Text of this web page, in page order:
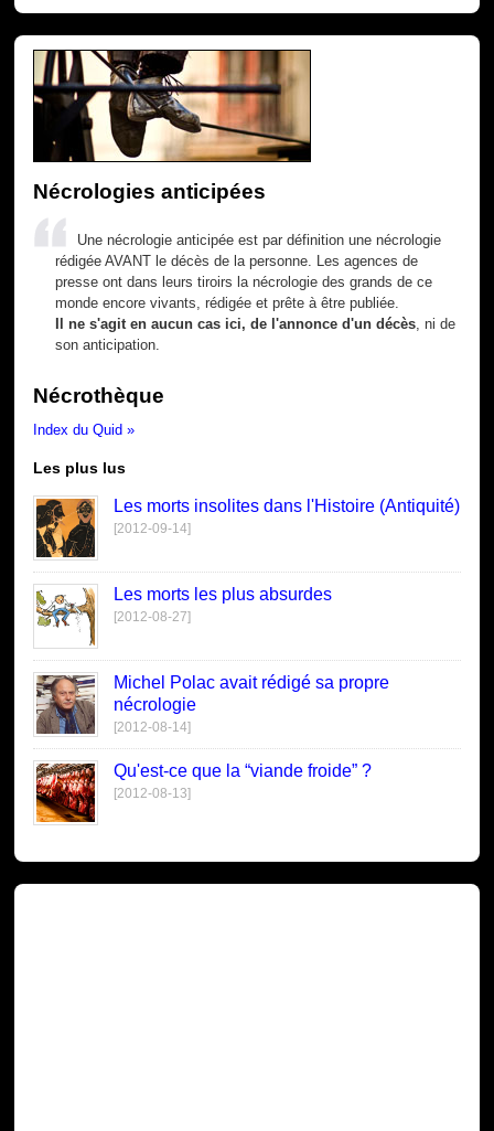
Nécrologies anticipées
Une nécrologie anticipée est par définition une nécrologie
rédigée AVANT le décès de la personne. Les agences de
presse ont dans leurs tiroirs la nécrologie des grands de ce
monde encore vivants, rédigée et prête à être publiée.
Il ne s'agit en aucun cas ici, de l'annonce d'un décès , ni de
son anticipation.
Nécrothèque
Index du Quid »
Les plus lus
Les morts insolites dans l'Histoire (Antiquité)
[2012-09-14]
Les morts les plus absurdes
[2012-08-27]
Michel Polac avait rédigé sa propre
nécrologie
[2012-08-14]
Qu'est-ce que la “viande froide” ?
[2012-08-13]